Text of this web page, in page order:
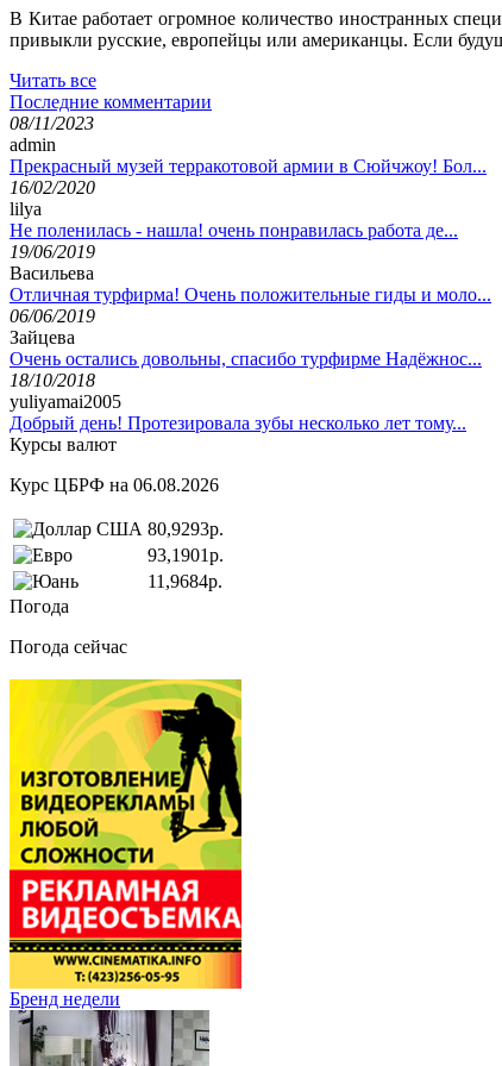
В Китае работает огромное количество иностранных
привыкли русские, европейцы или американцы. Если
Читать все
Последние комментарии
08/11/2023
admin
Прекрасный музей терракотовой армии в Сюйчжоу! Бол...
16/02/2020
lilya
Не поленилась - нашла! очень понравилась работа де...
19/06/2019
Васильева
Отличная турфирма! Очень положительные гиды и моло...
06/06/2019
Зайцева
Очень остались довольны, спасибо турфирме Надёжнос...
18/10/2018
yuliyamai2005
Добрый день! Протезировала зубы несколько лет тому...
Курсы валют
Курс ЦБРФ на 06.08.2026
80,9293р.
93,1901р.
11,9684р.
Погода
Погода сейчас
Бренд недели